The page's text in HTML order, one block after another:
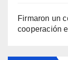
Firmaron un
cooperación